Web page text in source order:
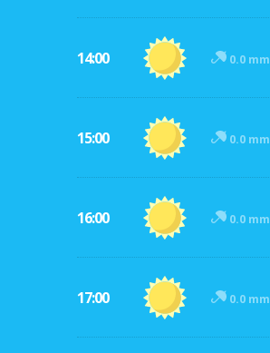
14:00 0.0 mm
15:00 0.0 mm
16:00 0.0 mm
17:00 0.0 mm